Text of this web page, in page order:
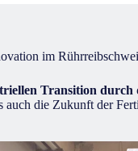
im
Transition
die Zukunft der